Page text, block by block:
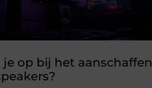
je op bij het aanschaffen